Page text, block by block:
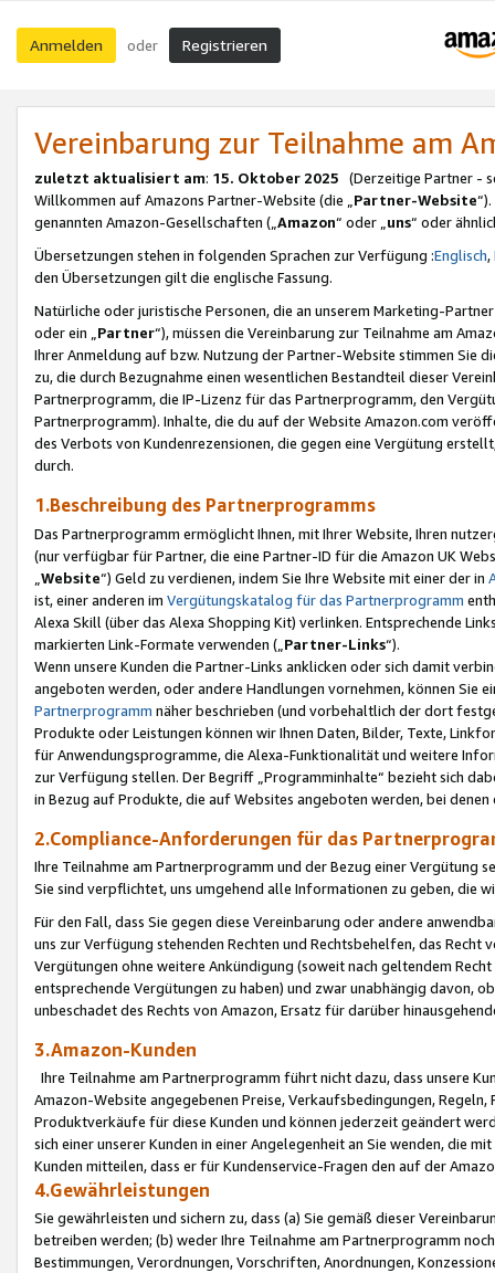
Anmelden oder Registrieren
Vereinbarung zur Teilnahme am
zuletzt aktualisiert am: 15. Oktober 2025 (Derzeitige Partner -
Willkommen auf Amazons Partner-Website (die „Partner-Website
genannten Amazon-Gesellschaften („Amazon“ oder „uns“ oder
Übersetzungen stehen in folgenden Sprachen zur Verfügung :Englisch,
den Übersetzungen gilt die englische Fassung.
Natürliche oder juristische Personen, die an unserem Marketing-
oder ein „Partner“), müssen die Vereinbarung zur Teilnahme am
Ihrer Anmeldung auf bzw. Nutzung der Partner-Website stimmen Sie
zu, die durch Bezugnahme einen wesentlichen Bestandteil dieser
Partnerprogramm, die IP-Lizenz für das Partnerprogramm, den
Partnerprogramm). Inhalte, die du auf der Website Amazon.com
des Verbots von Kundenrezensionen, die gegen eine Vergütung
durch.
1.Beschreibung des Partnerprogramms
Das Partnerprogramm ermöglicht Ihnen, mit Ihrer Website, Ihren
(nur verfügbar für Partner, die eine Partner-ID für die Amazon UK
Website“) Geld zu verdienen, indem Sie Ihre Website mit einer der in
ist, einer anderen im Vergütungskatalog für das Partnerprogramm
Alexa Skill (über das Alexa Shopping Kit) verlinken. Entsprechende
markierten Link-Formate verwenden („ Partner-Links“).
Wenn unsere Kunden die Partner-Links anklicken oder sich damit
angeboten werden, oder andere Handlungen vornehmen, können Sie
Partnerprogramm näher beschrieben (und vorbehaltlich der dort
Produkte oder Leistungen können wir Ihnen Daten, Bilder, Texte,
für Anwendungsprogramme, die Alexa-Funktionalität und weitere
zur Verfügung stellen. Der Begriff „Programminhalte“ bezieht sich
in Bezug auf Produkte, die auf Websites angeboten werden, bei
2.Compliance-Anforderungen für das
Ihre Teilnahme am Partnerprogramm und der Bezug einer Vergütung
Sie sind verpflichtet, uns umgehend alle Informationen zu geben, die
Für den Fall, dass Sie gegen diese Vereinbarung oder andere
uns zur Verfügung stehenden Rechten und Rechtsbehelfen, das
Vergütungen ohne weitere Ankündigung (soweit nach geltendem
entsprechende Vergütungen zu haben) und zwar unabhängig davon,
unbeschadet des Rechts von Amazon, Ersatz für darüber
3.Amazon-Kunden
Ihre Teilnahme am Partnerprogramm führt nicht dazu, dass unsere
Amazon-Website angegebenen Preise, Verkaufsbedingungen,
Produktverkäufe für diese Kunden und können jederzeit geändert
sich einer unserer Kunden in einer Angelegenheit an Sie wenden, die
Kunden mitteilen, dass er für Kundenservice-Fragen den auf der
4.Gewährleistungen
Sie gewährleisten und sichern zu, dass (a) Sie gemäß dieser
betreiben werden; (b) weder Ihre Teilnahme am Partnerprogramm
Bestimmungen, Verordnungen, Vorschriften, Anordnungen,